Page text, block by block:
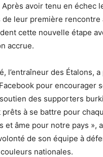
Après avoir tenu en échec
de leur première rencontre
cette nouvelle étape
accrue.
l’entraîneur des Étalons,
pour encourager
des supporters
à se battre pour
et âme pour notre pays »,
de son équipe à
nationales.